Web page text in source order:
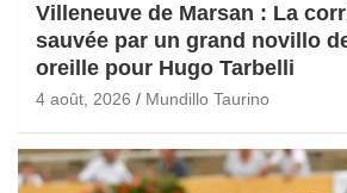
Villeneuve de Marsan : La
sauvée par un grand novillo
oreille pour Hugo Tarbelli
4 août, 2026 Mundillo Taurino